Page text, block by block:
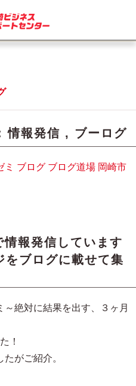
:情報発信 , ブーログ
ミ ブログ ブログ道場 岡崎市
情報発信しています
をブログに載せて集
絶対に結果を出す、３ヶ月
！
がご紹介。